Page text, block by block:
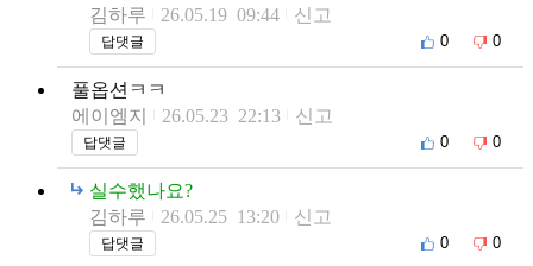
김하루
26.05.19 09:44 신고
답댓글 0 0
풀옵션ㅋㅋ
에이엠지
26.05.23 22:13 신고
답댓글 0 0
실수했나요?
김하루
26.05.25 13:20 신고
답댓글 0 0